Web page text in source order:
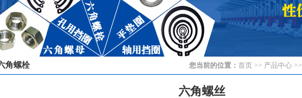
您当前的位置： 首页 >> 产品中心 >>
角螺栓
六角螺丝